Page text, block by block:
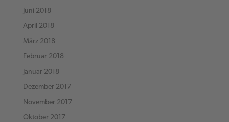
Juni 2018
April 2018
März 2018
Februar 2018
Januar 2018
Dezember 2017
November 2017
Oktober 2017